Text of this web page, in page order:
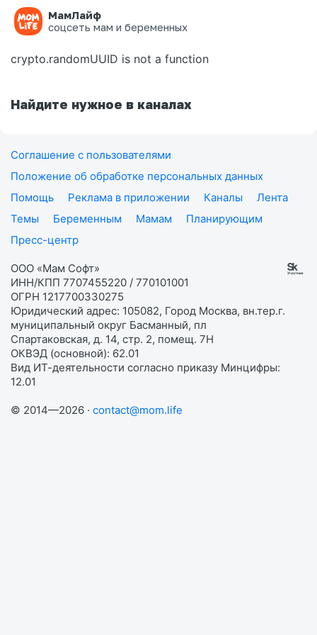
МамЛайф
соцсеть мам и беременных
Ошибка на странице
crypto.randomUUID is not a function
Найдите нужное в каналах
Соглашение с пользователями
Положение об обработке персональных данных
Помощь
Реклама в приложении Каналы
Лента
Темы
Беременным Мамам
Планирующим
Пресс-центр
ООО «Мам Софт»
ИНН/КПП 7707455220 / 770101001
ОГРН 1217700330275
Юридический адрес: 105082, Город Москва, вн.тер.г.
муниципальный округ Басманный, пл
Спартаковская, д. 14, стр. 2, помещ. 7Н
ОКВЭД (основной): 62.01
Вид ИТ-деятельности согласно приказу Минцифры:
12.01
© 2014—2026 · contact@mom.life